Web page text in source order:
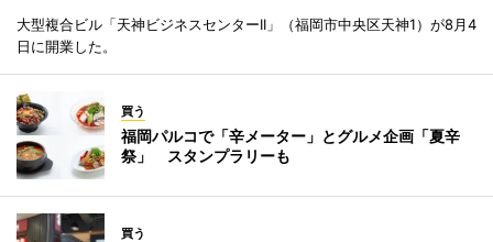
大型複合ビル「天神ビジネスセンターII」（福岡市中央区天神1）が8月4
日に開業した。
買う
福岡パルコで「辛メーター」とグルメ企画「夏辛
祭」 スタンプラリーも
買う